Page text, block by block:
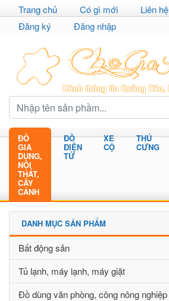
Trang chủ Có gì mới
Liên hệ
Đăng ký
Đăng nhập
ĐỒ
GIA
DỤNG,
NỘI
THẤT,
CÂY
CẢNH
ĐỒ
ĐIỆN
TỬ
XE
CỘ
THÚ
CƯNG
DANH MỤC SẢN PHẨM
Bất động sản
Tủ lạnh, máy lạnh, máy giặt
Đồ dùng văn phòng, công nông nghiệp